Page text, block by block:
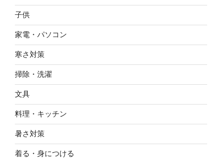
子供
家電・パソコン
寒さ対策
掃除・洗濯
文具
料理・キッチン
暑さ対策
着る・身につける